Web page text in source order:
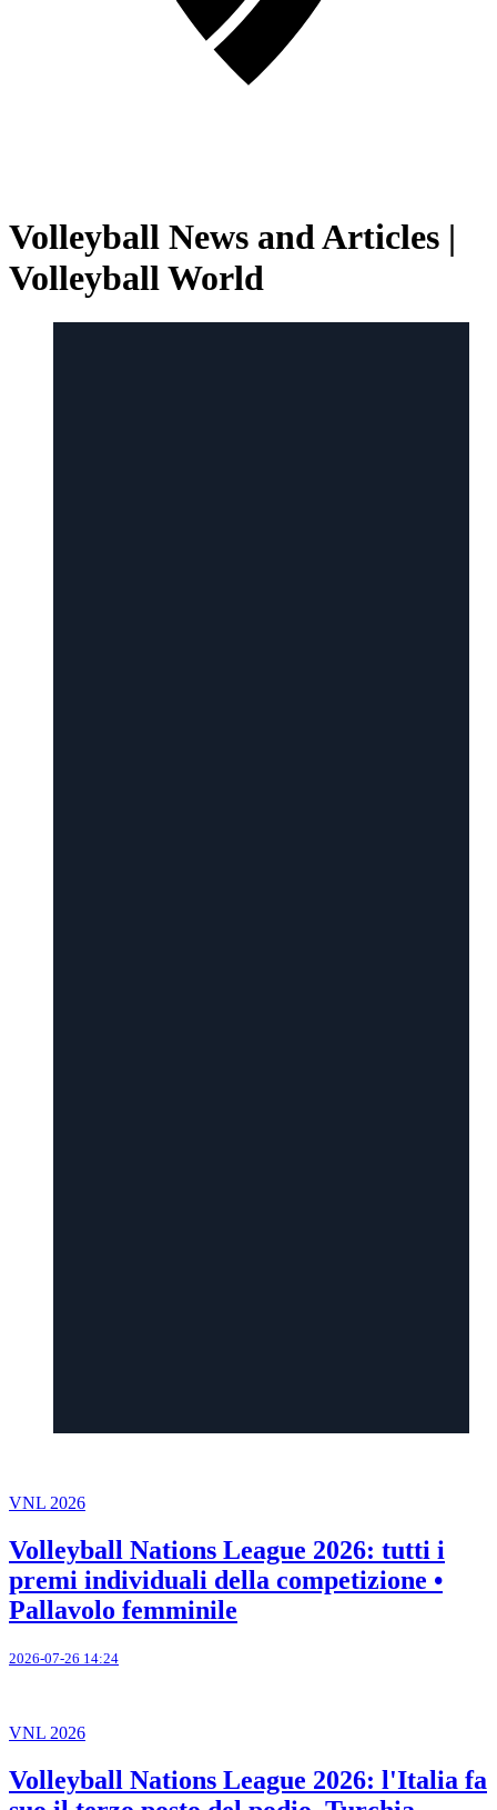
Volleyball News and Articles |
Volleyball World
VNL 2026
Volleyball Nations League 2026: tutti i
premi individuali della competizione •
Pallavolo femminile
2026-07-26 14:24
VNL 2026
Volleyball Nations League 2026: l'Italia fa